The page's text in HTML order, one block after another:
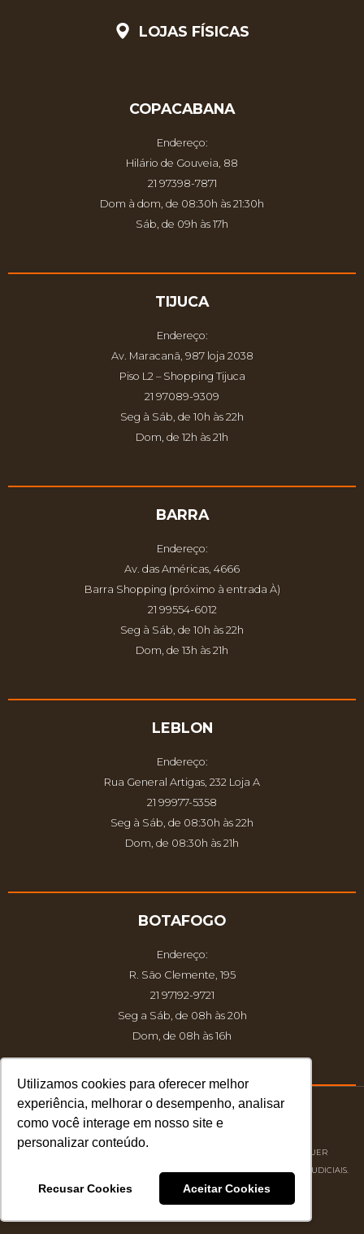
Utilizamos cookies para oferecer melhor
experiência, melhorar o desempenho, analisar
como você interage em nosso site e
personalizar conteúdo.
Recusar Cookies Aceitar Cookies
LOJAS FÍSICAS
COPACABANA
Endereço:
Hilário de Gouveia, 88
21 97398-7871
Dom à dom, de 08:30h às 21:30h
Sáb, de 09h às 17h
TIJUCA
Endereço:
Av. Maracanã, 987 loja 2038
Piso L2 – Shopping Tijuca
21 97089-9309
Seg à Sáb, de 10h às 22h
Dom, de 12h às 21h
BARRA
Endereço:
Av. das Américas, 4666
Barra Shopping (próximo à entrada À)
21 99554-6012
Seg à Sáb, de 10h às 22h
Dom, de 13h às 21h
LEBLON
Endereço:
Rua General Artigas, 232 Loja A
21 99977-5358
Seg à Sáb, de 08:30h às 22h
Dom, de 08:30h às 21h
BOTAFOGO
Endereço:
R. São Clemente, 195
21 97192-9721
Seg a Sáb, de 08h às 20h
Dom, de 08h às 16h
DIREITOS AUTORAIS RESERVADOS À ATELIER DOS SABORES | QUALQUER
REPRODUÇÃO NÃO AUTORIZADA PODERÁ ACARRETAR EM PROCESSOS JUDICIAIS.
Desenvolvido porS2 Marketing